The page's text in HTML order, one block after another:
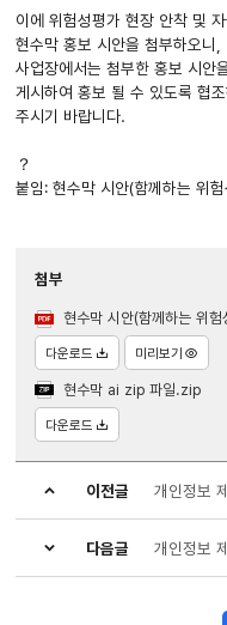
이에 위험성평가 현장 안착 및
현수막 홍보 시안을 첨부하오니,
사업장에서는 첨부한 홍보 시안
게시하여 홍보 될 수 있도록 협
주시기 바랍니다.
？
붙임: 현수막 시안(함께하는 위
첨부
현수막 시안(함께하는 위
다운로드 미리보기
현수막 ai zip 파일.zip
다운로드
이전글 개인정보
다음글 개인정보